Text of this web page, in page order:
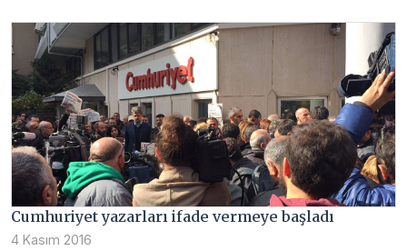
Cumhuriyet yazarları ifade vermeye başladı
4 Kasım 2016